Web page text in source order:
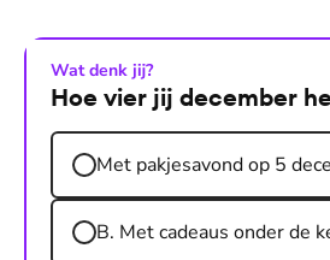
Wat denk jij?
Hoe vier jij december
Met pakjesavond op 5
B. Met cadeaus onder de